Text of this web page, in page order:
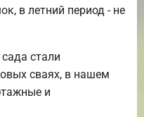
в летний период - не
стали
сваях, в нашем
и